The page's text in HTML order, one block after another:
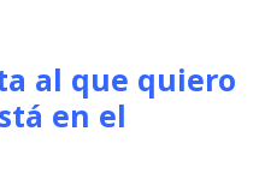
al que quiero
en el